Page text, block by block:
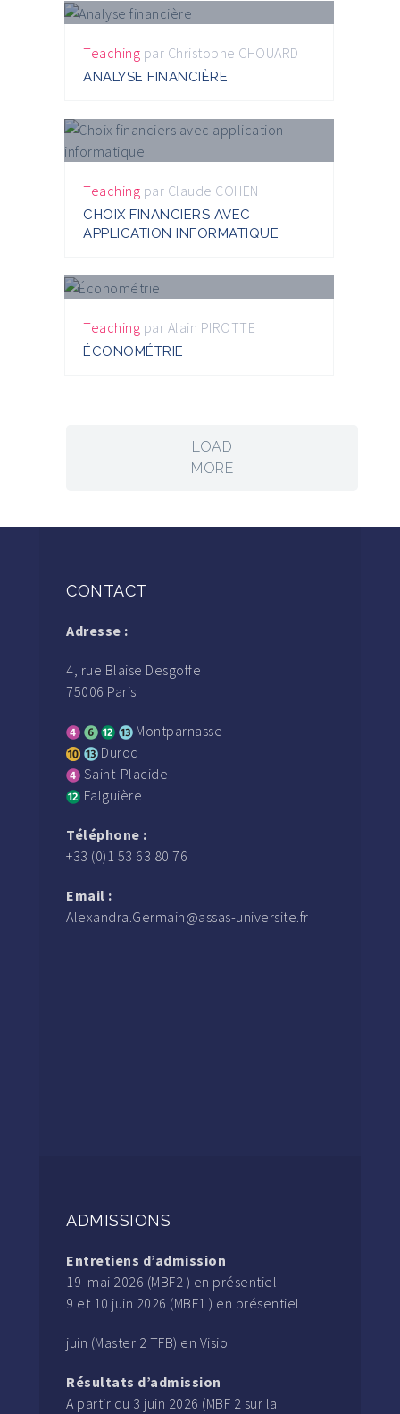
Teaching par Christophe CHOUARD
ANALYSE FINANCIÈRE
Teaching par Claude COHEN
CHOIX FINANCIERS AVEC
APPLICATION INFORMATIQUE
Teaching par Alain PIROTTE
ÉCONOMÉTRIE
LOAD
MORE
CONTACT
Adresse :
4, rue Blaise Desgoffe
75006 Paris
Montparnasse
Duroc
Saint-Placide
Falguière
Téléphone :
+33 (0)1 53 63 80 76
Email :
Alexandra.Germain@assas-universite.fr
ADMISSIONS
Entretiens d’admission
19 mai 2026 (MBF2 ) en présentiel
9 et 10 juin 2026 (MBF1 ) en présentiel
juin (Master 2 TFB) en Visio
Résultats d’admission
A partir du 3 juin 2026 (MBF 2 sur la